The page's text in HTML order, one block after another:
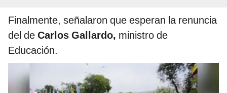
Finalmente, señalaron que esperan la renuncia
del de Carlos Gallardo, ministro de
Educación.